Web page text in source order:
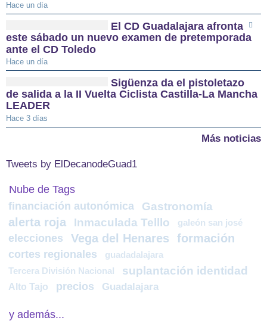
Hace un día
El CD Guadalajara afronta
este sábado un nuevo examen de pretemporada
ante el CD Toledo
Hace un día
Sigüenza da el pistoletazo
de salida a la II Vuelta Ciclista Castilla-La Mancha
LEADER
Hace 3 días
Más noticias
Tweets by ElDecanodeGuad1
Nube de Tags
financiación autonómica
Gastronomía
alerta roja Inmaculada Telllo galeón san josé
elecciones Vega del Henares formación
cortes regionales
guadadalajara
Tercera División Nacional
suplantación identidad
Alto Tajo precios Guadalajara
y además...